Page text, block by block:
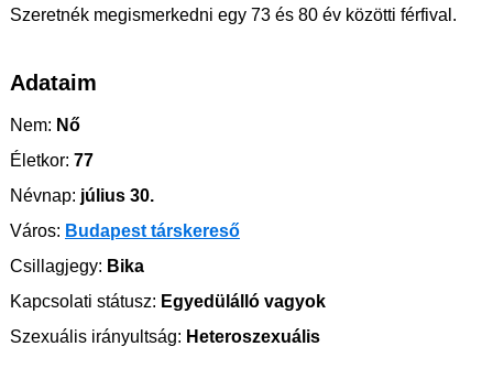
Szeretnék megismerkedni egy 73 és 80 év közötti férfival.
Adataim
Nem: Nő
Életkor: 77
Névnap: július 30.
Város: Budapest társkereső
Csillagjegy: Bika
Kapcsolati státusz: Egyedülálló vagyok
Szexuális irányultság: Heteroszexuális